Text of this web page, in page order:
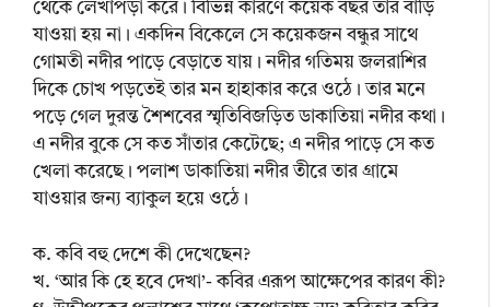
থেকে লেখাপড়া করে। বিভিন্ন কারণে কয়েক বছর তার বাড়ি
যাওয়া হয় না। একদিন বিকেলে সে কয়েকজন বন্ধুর সাথে
গোমতী নদীর পাড়ে বেড়াতে যায়। নদীর গতিময় জলরাশির
দিকে চোখ পড়তেই তার মন হাহাকার করে ওঠে। তার মনে
পড়ে গেল দুরন্ত শৈশবের স্মৃতিবিজড়িত ডাকাতিয়া নদীর কথা।
এ নদীর বুকে সে কত সাঁতার কেটেছে; এ নদীর পাড়ে সে কত
খেলা করেছে। পলাশ ডাকাতিয়া নদীর তীরে তার গ্রামে
যাওয়ার জন্য ব্যাকুল হয়ে ওঠে।
ক. কবি বহু দেশে কী দেখেছেন?
খ. ‘আর কি হে হবে দেখা’- কবির এরূপ আক্ষেপের কারণ কী?